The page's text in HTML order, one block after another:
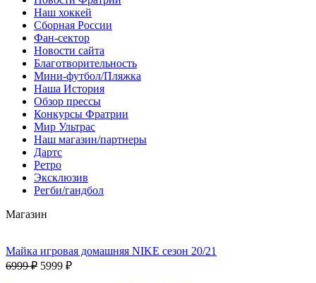
Наш хоккей
Сборная России
Фан-cектор
Новости сайта
Благотворительность
Мини-футбол/Пляжка
Наша История
Обзор прессы
Конкурсы Фратрии
Мир Ультрас
Наш магазин/партнеры
Дартс
Ретро
Эксклюзив
Регби/гандбол
Магазин
Майка игровая домашняя NIKE сезон 20/21
6999 ₽ 5999 ₽